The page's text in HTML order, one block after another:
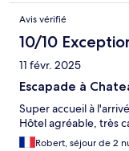
Avis vérifié
10/10
11 févr. 2025
Escapade à
Super accueil à
Hôtel agréable, très
Robert, séjour de 2